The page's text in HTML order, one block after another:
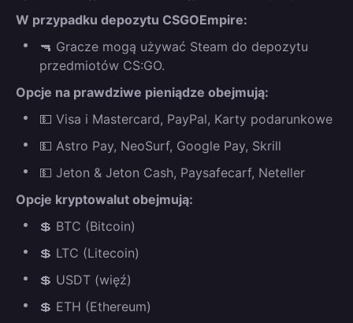
W przypadku depozytu CSGOEmpire:
🔫 Gracze mogą używać Steam do depozytu
przedmiotów CS:GO.
Opcje na prawdziwe pieniądze obejmują:
💵 Visa i Mastercard, PayPal, Karty podarunkowe
💵 Astro Pay, NeoSurf, Google Pay, Skrill
💵 Jeton & Jeton Cash, Paysafecarf, Neteller
Opcje kryptowalut obejmują:
💲 BTC (Bitcoin)
💲 LTC (Litecoin)
💲 USDT (więź)
💲 ETH (Ethereum)